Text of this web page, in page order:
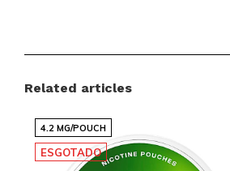
Sabor: CÍTRICAS -
Tamanho: SLIM - design
Entrega internacional rápida e
Related articles
4.2 MG/POUCH
ESGOTADO